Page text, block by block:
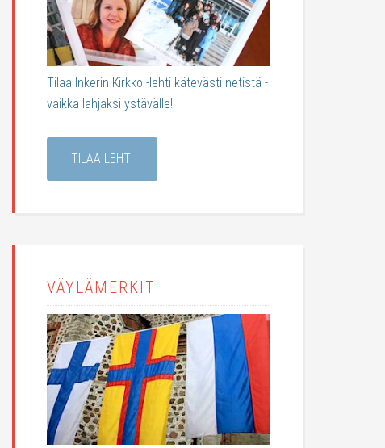
Tilaa Inkerin Kirkko -lehti kätevästi netistä -
vaikka lahjaksi ystävälle!
TILAA LEHTI
VÄYLÄMERKIT